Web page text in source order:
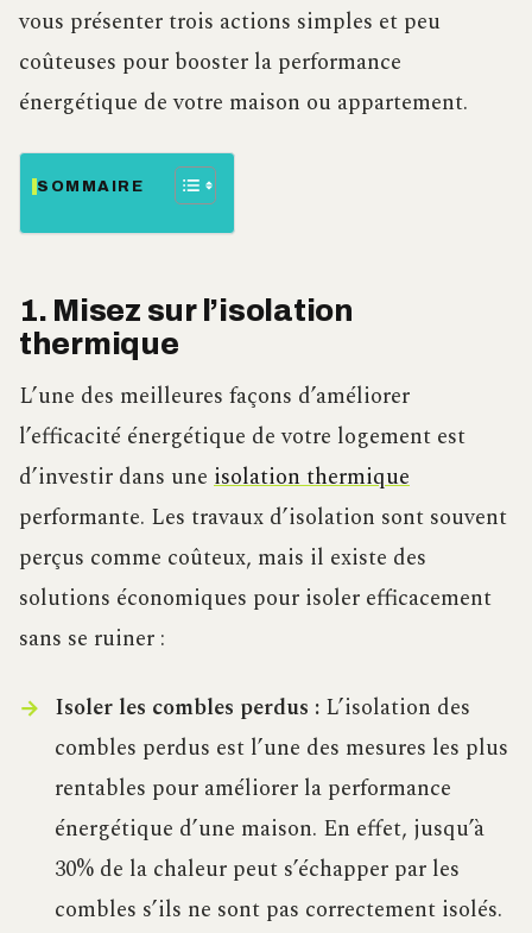
vous présenter trois actions simples et peu
coûteuses pour booster la performance
énergétique de votre maison ou appartement.
SOMMAIRE
1. Misez sur l’isolation
thermique
L’une des meilleures façons d’améliorer
l’efficacité énergétique de votre logement est
d’investir dans une isolation thermique
performante. Les travaux d’isolation sont souvent
perçus comme coûteux, mais il existe des
solutions économiques pour isoler efficacement
sans se ruiner :
Isoler les combles perdus :L’isolation des
combles perdus est l’une des mesures les plus
rentables pour améliorer la performance
énergétique d’une maison. En effet, jusqu’à
30% de la chaleur peut s’échapper par les
combles s’ils ne sont pas correctement isolés.